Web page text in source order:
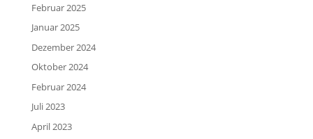
Februar 2025
Januar 2025
Dezember 2024
Oktober 2024
Februar 2024
Juli 2023
April 2023